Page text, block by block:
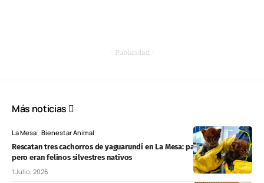
- Publicidad -
Más noticias
La Mesa Bienestar Animal
Rescatan tres cachorros de yaguarundí en La Mesa: parecían gatos,
pero eran felinos silvestres nativos
1 Julio, 2026